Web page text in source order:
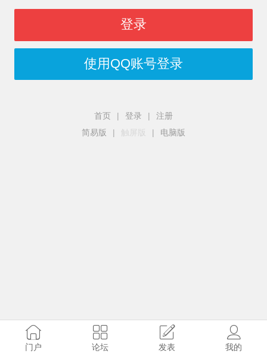
登录
使用QQ账号登录
首页 | 登录 |
注册
简易版
| 触屏版 | 电脑版
门户 论坛 发表 我的